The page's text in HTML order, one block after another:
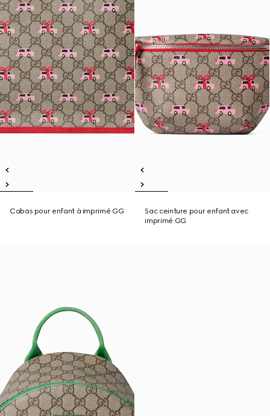
Cabas pour enfant à imprimé GG
Sac ceinture pour enfant avec
imprimé GG